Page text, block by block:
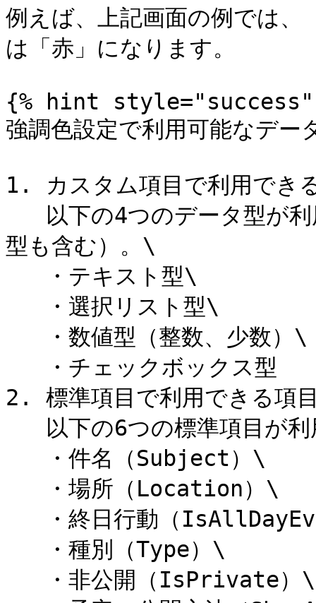
例えば、上記画面の例では、
は「赤」になります。
{% hint style="success"
強調色設定で利用可能なデー
1. カスタム項目で利用でき
型も含む）。\
2. 標準項目で利用できる項